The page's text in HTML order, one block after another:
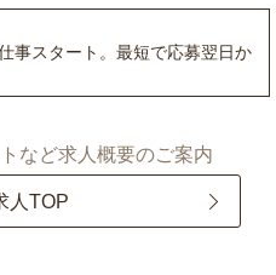
事スタート。最短で応募翌日か
など求人概要のご案内
人TOP